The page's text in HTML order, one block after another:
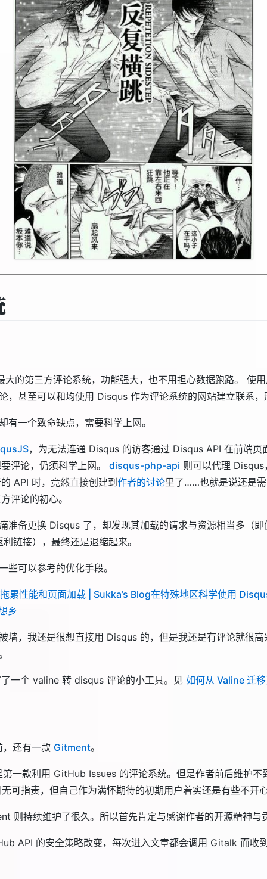
的第三方评论系统，功能强大，也不用担心数据跑路。 使
，甚至可以和均使用 Disqus 作为评论系统的网站建立联系，
有一个致命缺点，需要科学上网。
，为无法连通 Disqus 的访客通过 Disqus API 在前端页
评论，仍须科学上网。 disqus-php-api 则可以代理
API 时，竟然直接创建到 作者的讨论里了……也就是说还是
评论的初心。
准备更换 Disqus 了，却发现其加载的请求与资源相当多（
链接），最终还是退缩起来。
些可以参考的优化手段。
累性能和页面加载 | Sukka’s Blog在特殊地区科学使用
乡
墙，我还是很想直接用 Disqus 的，但是我还是有评论就很
一个 valine 转 disqus 评论的小工具。见 如何从 Valine 迁
还有一款 Gitment。
一款利用 GitHub Issues 的评论系统。但是作者前后维护不
可指责，但自己作为满怀期待的初期用户着实还是有些不开
则持续维护了很久。所以首先肯定与感谢作者的开源精神与
API 的安全策略改变，每次进入文章都会调用 Gitalk 而收